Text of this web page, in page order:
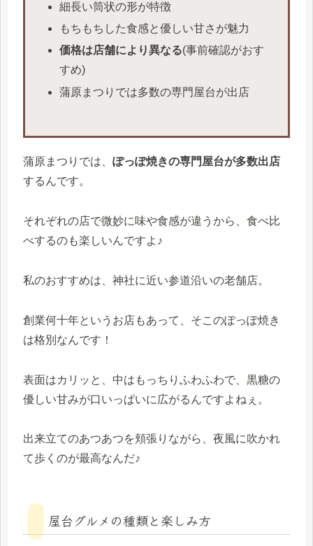
細長い筒状の形が特徴
もちもちした食感と優しい甘さが魅力
価格は店舗により異なる(事前確認がおす
すめ)
蒲原まつりでは多数の専門屋台が出店
蒲原まつりでは、 ぽっぽ焼きの専門屋台が多数出店
するんです。
それぞれの店で微妙に味や食感が違うから、食べ比
べするのも楽しいんですよ♪
私のおすすめは、神社に近い参道沿いの老舗店。
創業何十年というお店もあって、そこのぽっぽ焼き
は格別なんです！
表面はカリッと、中はもっちりふわふわで、黒糖の
優しい甘みが口いっぱいに広がるんですよねぇ。
出来立てのあつあつを頬張りながら、夜風に吹かれ
て歩くのが最高なんだ♪
屋台グルメの種類と楽しみ方